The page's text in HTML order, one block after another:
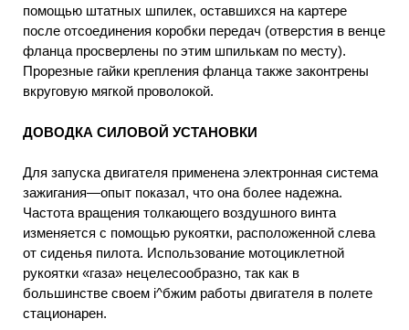
помощью штатных шпилек, оставшихся на картере
после отсоединения коробки передач (отверстия в венце
фланца просверлены по этим шпилькам по месту).
Прорезные гайки крепления фланца также законтрены
вкруговую мягкой проволокой.
ДОВОДКА СИЛОВОЙ УСТАНОВКИ
Для запуска двигателя применена электронная система
зажигания—опыт показал, что она более надежна.
Частота вращения толкающего воздушного винта
изменяется с помощью рукоятки, расположенной слева
от сиденья пилота. Использование мотоциклетной
рукоятки «газа» нецелесообразно, так как в
большинстве своем і^бжим работы двигателя в полете
стационарен.